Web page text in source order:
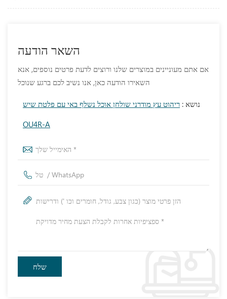
השאר הודעה
אם אתם מעוניינים במוצרים שלנו ורוצים לדעת פרטים נוספים, אנא
השאירו הודעה כאן, אנו נשיב לכם ברגע שנוכל
נושא : ריהוט עץ מודרני שולחן אוכל נשלף באי עם פלטת שיש
OU4R-A